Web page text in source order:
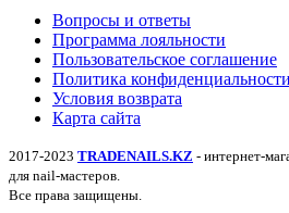
Вопросы и ответы
Программа лояльности
Пользовательское соглашение
Политика конфиденциальности
Условия возврата
Карта сайта
2017-2023 TRADENAILS.KZ - интернет-
для nail-мастеров.
Все права защищены.